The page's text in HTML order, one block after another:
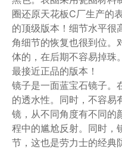
圈还原天花板C厂生产的
的顶级版本！细节水平很
角细节的恢复也很到位。
体的，在后期不容易掉珠
最接近正品的版本！
镜子是一面蓝宝石镜子。
的透水性。同时，不容易
镜，从不同角度有不同的
程中的尴尬反射。同时，
节，这也是劳力士的经典